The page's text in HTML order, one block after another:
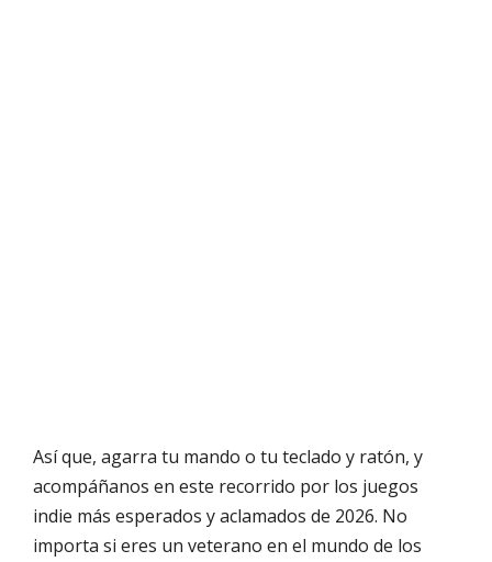
Así que, agarra tu mando o tu teclado y ratón, y
acompáñanos en este recorrido por los juegos
indie más esperados y aclamados de 2026. No
importa si eres un veterano en el mundo de los